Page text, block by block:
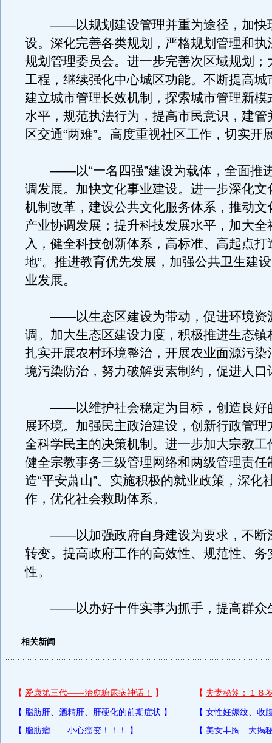
——以规划建设管理并重为途径，加快
设。深化完善各类规划，严格规划管理和执
规划管理委员会。进一步完善次区域规划；
工程，继续强化中心城区功能。不断提高城
建立城市管理长效机制，探索城市管理新模
水平，规范执法行为，提高市民意识，建管
区交通“两难”。高度重视社区工作，切实开
——以“一名四强”建设为载体，全面推
调发展。加快文化事业建设。进一步深化文
机制改革，建设公共文化服务体系，推动文
产业协调发展；提升科技发展水平，加大全
入，健全科技创新体系，高标准、高起点打
地”。推进教育优先发展，加强公共卫生建
业发展。
——以生态区建设为带动，促进环境资
调。加大生态区建设力度，积极推进生态镇
扎实开展农村环境整治，开展农业面源污染
境污染防治，努力破解要素制约，促进人口
——以维护社会稳定为目标，创造良好
展环境。加强民主政治建设，创新行政管理
全科学民主的决策机制。进一步加大宗教工
健全宗教事务三级管理网络和两级管理责任
造“平安萧山”。实施积极的就业政策，深化
作，优化社会救助体系。
——以加强政府自身建设为要求，不断
转变。提高政府工作的高效性、规范性、务
性。
——以办好十件实事为抓手，提高群众
相关新闻